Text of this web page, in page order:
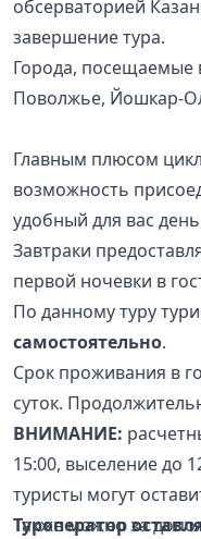
обсерваторией
завершение тура.
Города, посещаемые
Поволжье, Йошкар-
Главным плюсом
возможность
удобный для вас
Завтраки
первой ночевки в
По данному туру
самостоятельно.
Срок проживания в
суток.
ВНИМАНИЕ:
15:00, выселение до
туристы могут
Также можно за
Туроператор